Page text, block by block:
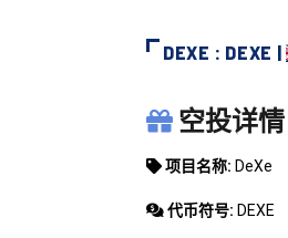
DEXE : DEXE |
DEXE
空投详情
项目名称: DeXe
代币符号: DEXE